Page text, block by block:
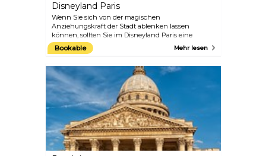
Disneyland Paris
Wenn Sie sich von der magischen
Anziehungskraft der Stadt ablenken lassen
können, sollten Sie im Disneyland Paris eine
andere Art von Magie erleben. Das Resort besteht
aus zwei Parks, dem Disneyland Park, der
Restaurants, Cafés und tonnenweise Geschäften
besteht, und den Walt Disney Studios, die darüber
hinaus Kinos und Bühnen bieten. Schlendern Sie
die Main Street USA entlang, erkunden Sie
exotische Landschaften im Adventureland oder
besuchen Sie Ihre Lieblingsfiguren im Fantasyland.
Auf Besucher jeden Alters wartet jede Menge Spaß.
Bookable Mehr lesen